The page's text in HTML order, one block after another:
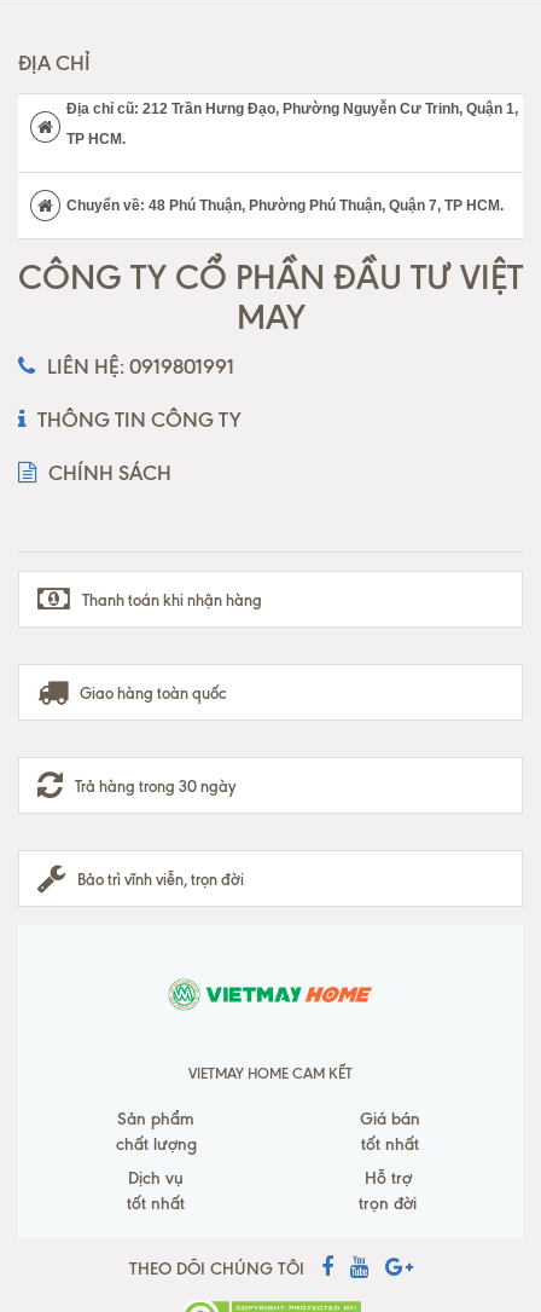
ĐỊA CHỈ
Địa chỉ cũ: 212 Trần Hưng Đạo, Phường Nguyễn Cư Trinh, Quận 1,
TP HCM.
Chuyển về: 48 Phú Thuận, Phường Phú Thuận, Quận 7, TP HCM.
CÔNG TY CỔ PHẦN ĐẦU TƯ VIỆT
MAY
LIÊN HỆ: 0919801991
THÔNG TIN CÔNG TY
CHÍNH SÁCH
Thanh toán khi nhận hàng
Giao hàng toàn quốc
Trả hàng trong 30 ngày
Bảo trì vĩnh viễn, trọn đời
VIETMAY HOME CAM KẾT
Sản phẩm
chất lượng
Giá bán
tốt nhất
Dịch vụ
tốt nhất
Hỗ trợ
trọn đời
THEO DÕI CHÚNG TÔI